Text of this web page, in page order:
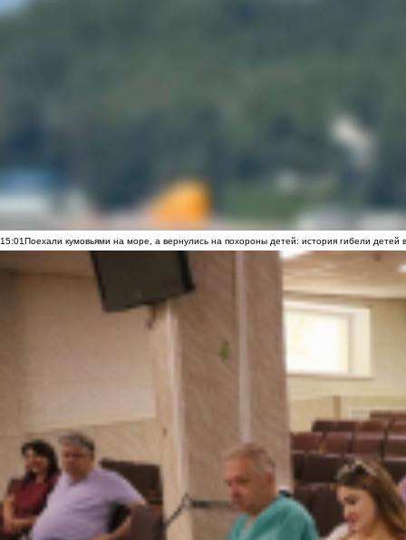
15:01Поехали кумовьями на море, а вернулись на похороны детей: история гибели детей